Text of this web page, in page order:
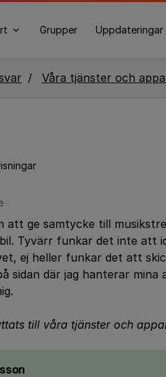
Grupper Uppdateringar
Våra tjänster och
att ge samtycke till
Tyvärr funkar det inte att
ej heller funkar det att
sidan där jag hanterar
till våra tjänster och